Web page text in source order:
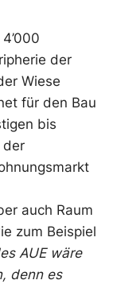
der
Wiese
für den Bau
bis
der
auch Raum
zum Beispiel
AUE wäre
denn es